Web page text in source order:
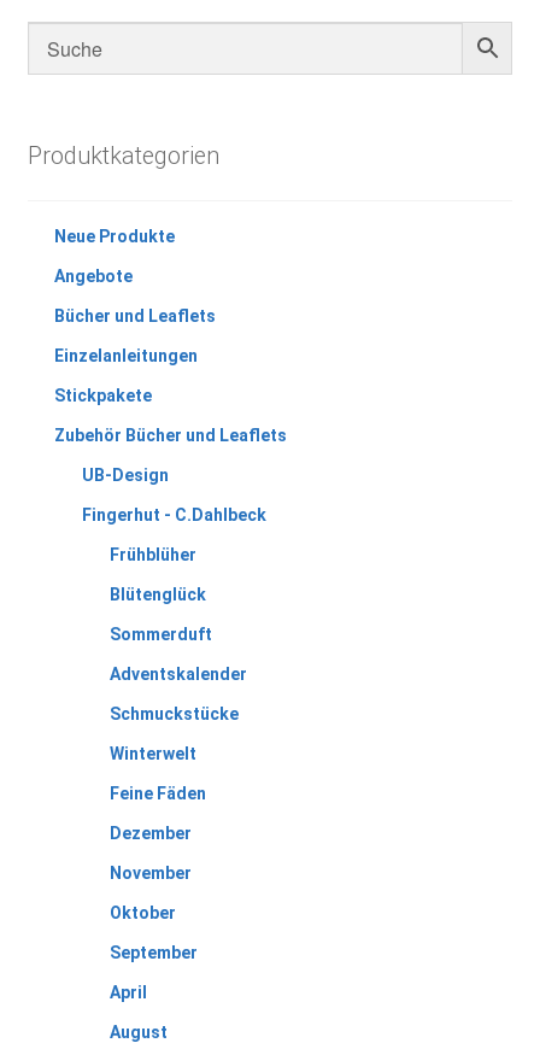
Produktkategorien
Neue Produkte
Angebote
Bücher und Leaflets
Einzelanleitungen
Stickpakete
Zubehör Bücher und Leaflets
UB-Design
Fingerhut - C.Dahlbeck
Frühblüher
Blütenglück
Sommerduft
Adventskalender
Schmuckstücke
Winterwelt
Feine Fäden
Dezember
November
Oktober
September
April
August